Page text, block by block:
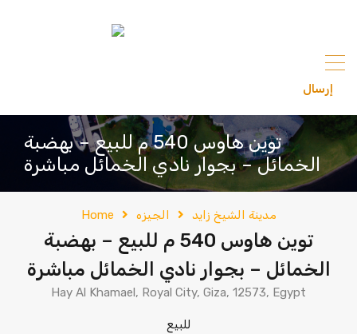
إرسال
توين هاوس 540 م للبيع – بهضبة
الخمائل – بجوار نادي الخمائل مباشرة
Home الجيزه مدينة الشيخ زايد
توين هاوس 540 م للبيع – بهضبة
الخمائل – بجوار نادي الخمائل مباشرة
Hay Al Khamael, Royal City, Giza, 12573, Egypt
للبيع